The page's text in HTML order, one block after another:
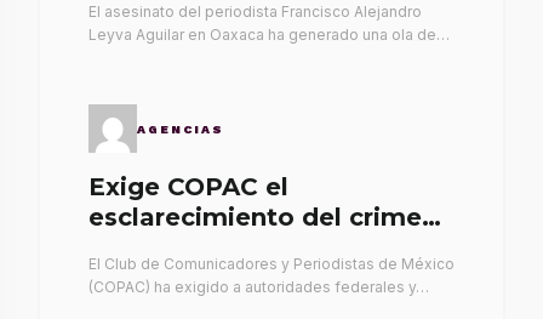
El asesinato del periodista Francisco Alejandro
Leyva Aguilar en Oaxaca ha generado una ola de…
AGENCIAS
Exige COPAC el
esclarecimiento del crimen
El Club de Comunicadores y Periodistas de México
(COPAC) ha exigido a autoridades federales y…